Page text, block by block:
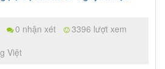
0 nhận xét
3396 lượt xem
Việt